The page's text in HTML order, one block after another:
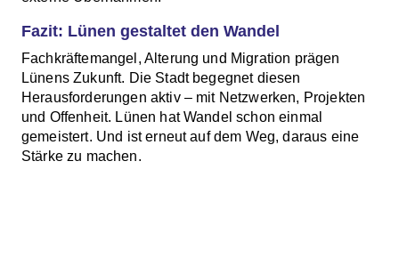
Fazit: Lünen gestaltet den Wandel
Fachkräftemangel, Alterung und Migration prägen
Lünens Zukunft. Die Stadt begegnet diesen
Herausforderungen aktiv – mit Netzwerken, Projekten
und Offenheit. Lünen hat Wandel schon einmal
gemeistert. Und ist erneut auf dem Weg, daraus eine
Stärke zu machen.